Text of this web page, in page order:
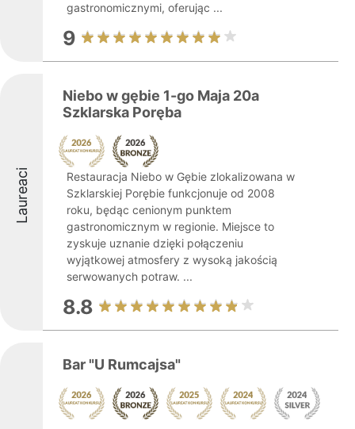
gastronomicznymi, oferując ...
9
Laureaci
Niebo w gębie 1-go Maja 20a
Szklarska Poręba
Restauracja Niebo w Gębie zlokalizowana w
Szklarskiej Porębie funkcjonuje od 2008
roku, będąc cenionym punktem
gastronomicznym w regionie. Miejsce to
zyskuje uznanie dzięki połączeniu
wyjątkowej atmosfery z wysoką jakością
serwowanych potraw. ...
8.8
Bar "U Rumcajsa"